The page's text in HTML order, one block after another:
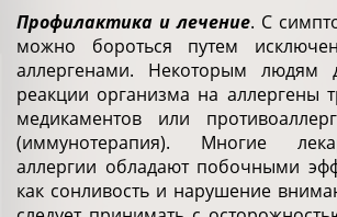
Профилактика и лечение. С
можно бороться путем
аллергенами. Некоторым людям
реакции организма на аллергены
медикаментов или
(иммунотерапия). Многие
аллергии обладают побочными
как сонливость и нарушение